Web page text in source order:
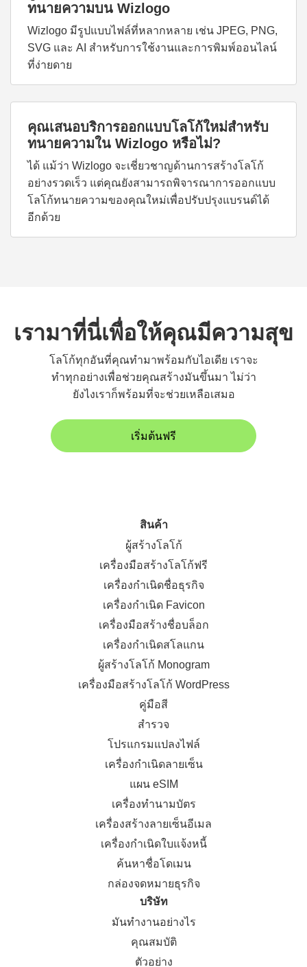
ทนายความบน Wizlogo
Wizlogo มีรูปแบบไฟล์ที่หลากหลาย เช่น JPEG, PNG,
SVG และ AI สำหรับการใช้งานและการพิมพ์ออนไลน์
ที่ง่ายดาย
คุณเสนอบริการออกแบบโลโก้ใหม่สำหรับ
ทนายความใน Wizlogo หรือไม่?
ได้ แม้ว่า Wizlogo จะเชี่ยวชาญด้านการสร้างโลโก้
อย่างรวดเร็ว แต่คุณยังสามารถพิจารณาการออกแบบ
โลโก้ทนายความของคุณใหม่เพื่อปรับปรุงแบรนด์ได้
อีกด้วย
เรามาที่นี่เพื่อให้คุณมีความสุข
โลโก้ทุกอันที่คุณทำมาพร้อมกับไอเดีย เราจะ
ทำทุกอย่างเพื่อช่วยคุณสร้างมันขึ้นมา ไม่ว่า
ยังไงเราก็พร้อมที่จะช่วยเหลือเสมอ
เริ่มต้นฟรี
สินค้า
ผู้สร้างโลโก้
เครื่องมือสร้างโลโก้ฟรี
เครื่องกำเนิดชื่อธุรกิจ
เครื่องกำเนิด Favicon
เครื่องมือสร้างชื่อบล็อก
เครื่องกำเนิดสโลแกน
ผู้สร้างโลโก้ Monogram
เครื่องมือสร้างโลโก้ WordPress
คู่มือสี
สำรวจ
โปรแกรมแปลงไฟล์
เครื่องกำเนิดลายเซ็น
แผน eSIM
เครื่องทำนามบัตร
เครื่องสร้างลายเซ็นอีเมล
เครื่องกำเนิดใบแจ้งหนี้
ค้นหาชื่อโดเมน
กล่องจดหมายธุรกิจ
บริษัท
มันทำงานอย่างไร
คุณสมบัติ
ตัวอย่าง